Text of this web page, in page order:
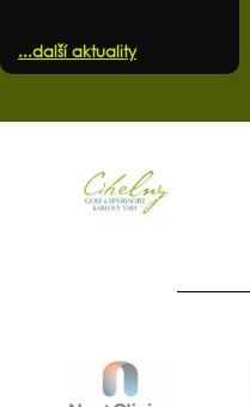
...další aktuality